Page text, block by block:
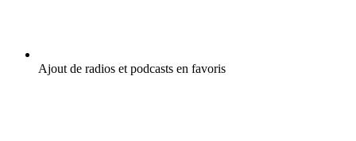
Ajout de radios et podcasts en favoris